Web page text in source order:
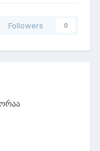
Followers 0